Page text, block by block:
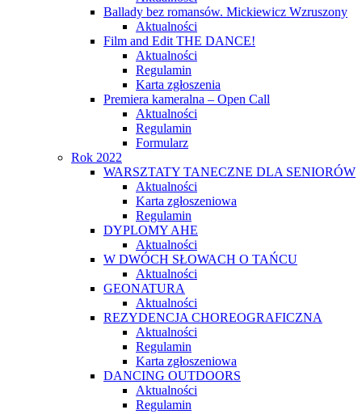
Ballady bez romansów. Mickiewicz Wzruszony
Aktualności
Film and Edit THE DANCE!
Aktualności
Regulamin
Karta zgłoszenia
Premiera kameralna – Open Call
Aktualności
Regulamin
Formularz
Rok 2022
WARSZTATY TANECZNE DLA SENIORÓW
Aktualności
Karta zgłoszeniowa
Regulamin
DYPLOMY AHE
Aktualności
W DWÓCH SŁOWACH O TAŃCU
Aktualności
GEONATURA
Aktualności
REZYDENCJA CHOREOGRAFICZNA
Aktualności
Regulamin
Karta zgłoszeniowa
DANCING OUTDOORS
Aktualności
Regulamin